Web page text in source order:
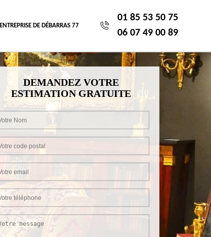
ENTREPRISE DE DÉBARRAS 77
01 85 53 50 75
06 07 49 00 89
DEMANDEZ VOTRE
ESTIMATION GRATUITE